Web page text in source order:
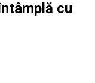
cu